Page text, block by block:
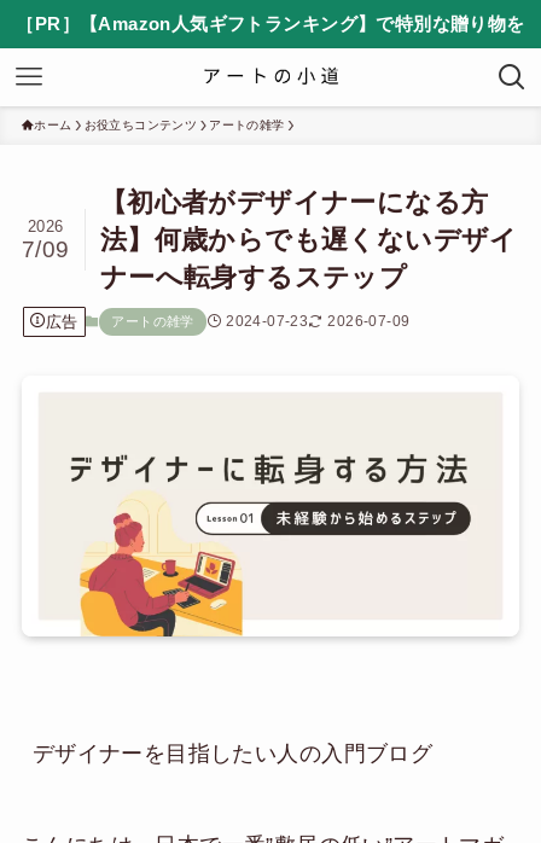
［PR］【Amazon人気ギフトランキング】で特別な贈り物を
ホーム お役立ちコンテンツ アートの雑学
【初心者がデザイナーになる方
法】何歳からでも遅くないデザイ
ナーへ転身するステップ
2026
7/09
広告 アートの雑学 2024-07-23 2026-07-09
デザイナーを目指したい人の入門ブログ